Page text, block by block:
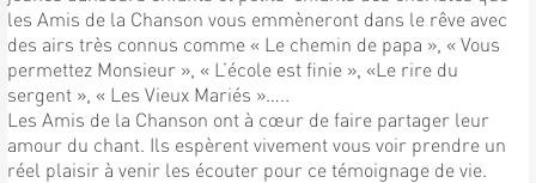
les Amis de la Chanson vous emmèneront dans le rêve avec
des airs très connus comme « Le chemin de papa », « Vous
permettez Monsieur », « L’école est finie », «Le rire du
sergent », « Les Vieux Mariés »…..
Les Amis de la Chanson ont à cœur de faire partager leur
amour du chant. Ils espèrent vivement vous voir prendre un
réel plaisir à venir les écouter pour ce témoignage de vie.